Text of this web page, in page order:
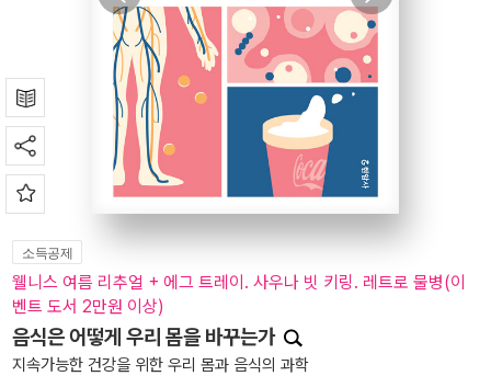
소득공제
웰니스 여름 리추얼 + 에그 트레이. 사우나 빗 키링. 레트로 물병(이
벤트 도서 2만원 이상)
음식은 어떻게 우리 몸을 바꾸는가
지속가능한 건강을 위한 우리 몸과 음식의 과학